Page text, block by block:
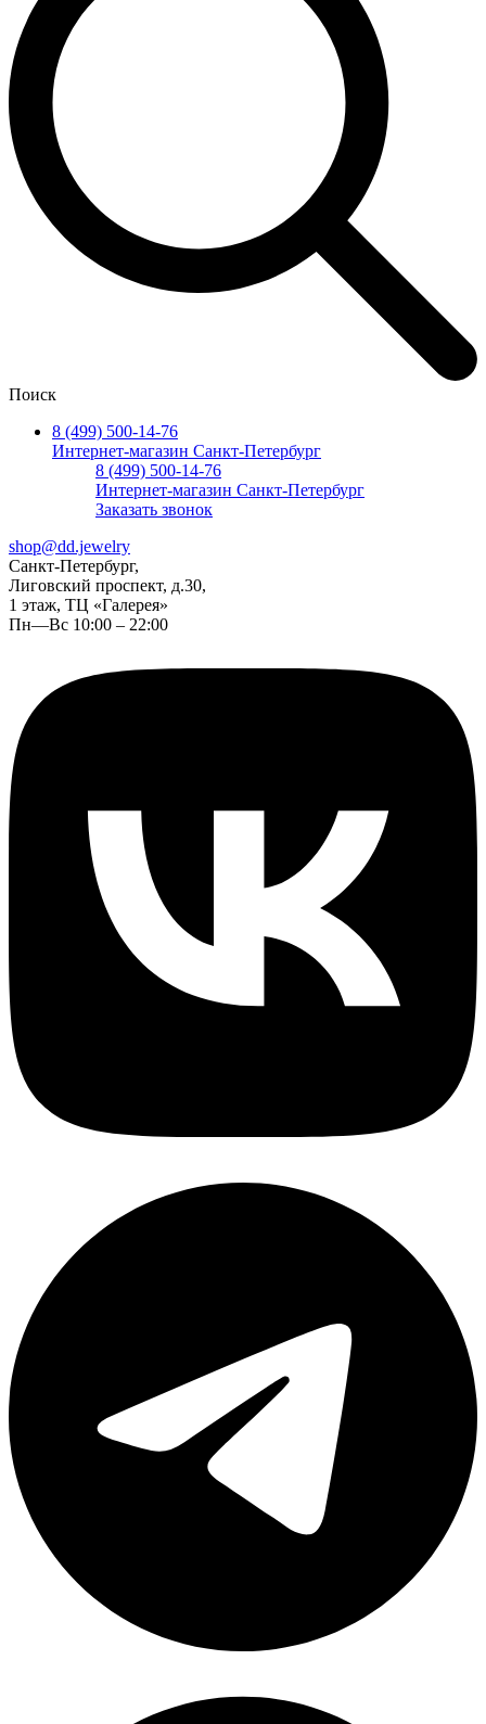
Поиск
8 (499) 500-14-76
Интернет-магазин Санкт-Петербург
8 (499) 500-14-76
Интернет-магазин Санкт-Петербург
Заказать звонок
shop@dd.jewelry
Санкт-Петербург,
Лиговский проспект, д.30,
1 этаж, ТЦ «Галерея»
Пн—Вс 10:00 – 22:00